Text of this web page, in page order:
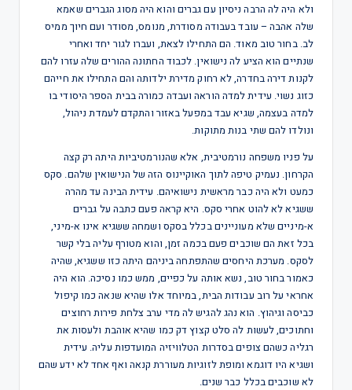
ולא היה לה הרבה ניסיון עם גברים והוא היה מסוג הגברים שאמא
שלה אהבה – עובד בעבודה מסודרת, מנומס, מסודר ועם חיוך ממיס
לב. בחור טוב מאוד. הם התחילו לצאת, ועברו לגור יחד ואחרי
שנתיים הוא הציע לה נישואין. לכבוד החתונה ההורים שלה עזרו להם
לקנות דירה בחדרה, לא רחוק מדירת ילדותה והם התחילו את חייהם
כזוג נשוי. עידית למדה הוראה ועבדה כמורה בבית הספר היסודי בו
למדה בעצמה, שגיא עבד במפעל באזור והתקדם לעמדת ניהול,
ונולדו להם שתי בנות מתוקות.
על פניו משפחה נורמטיבית, אלא שהנורמטיביות היתה רק קצה
הקרחון. נעמיק טיפה לתוך האוקיינוס הזה של הנישואין שלהם. סקס
כמעט ולא היה כבר מראשית נישואיהם. עידית הבינה עד מהרה
ששגיא לא להוט אחרי סקס. היא קראה פעם כתבה על גברים
א-מיניים שלא מעוניינים בכלל בסקס ושמחה ששגיא אינו א-מיני,
בכל זאת הם שוכבים פעם בכמה זמן, והוא מטורף עליה בלי קשר
לסקס. מערכת היחסים שהתפתחה ביניהם היתה כזו ששגיא, שהיה
כאמור בחור טוב, נשא אותה על כפיים, ממש כמו נסיכה. הוא היה
אחראי על רוב עבודות הבית, במיוחד אלו שהיא שנאה כמו קיפול
כביסה וגיהוץ. הוא נהג להגיש לה מדי ערב צלחת פירות רחוצים
וחתוכים, לעשות לה סלט קצוץ דק כמו שהיא אוהבת ולעסות את
רגליה כשהם צופים בסדרות הטלוויזיה המועדפות עליה. עידית
ושגיא היו דוגמא ומופת לזוגיות מעוררת קנאה ואף אחד לא ידע שהם
לא שוכבים בכלל כבר שנים.